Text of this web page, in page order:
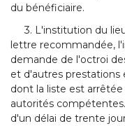
du bénéficiaire.
3. L'institution du
lettre recommandée,
demande de l'octroi
et d'autres prestations
dont la liste est
autorités
d'un délai de trente